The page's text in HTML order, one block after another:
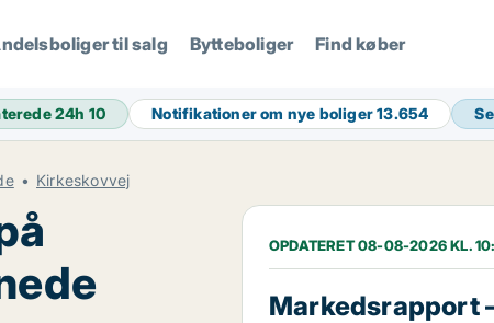
til salg Bytteboliger Find køber
24h 10 Notifikationer om nye boliger13.654
Kirkeskovvej
OPDATERET 08-08-2026 KL.
Markedsrapport